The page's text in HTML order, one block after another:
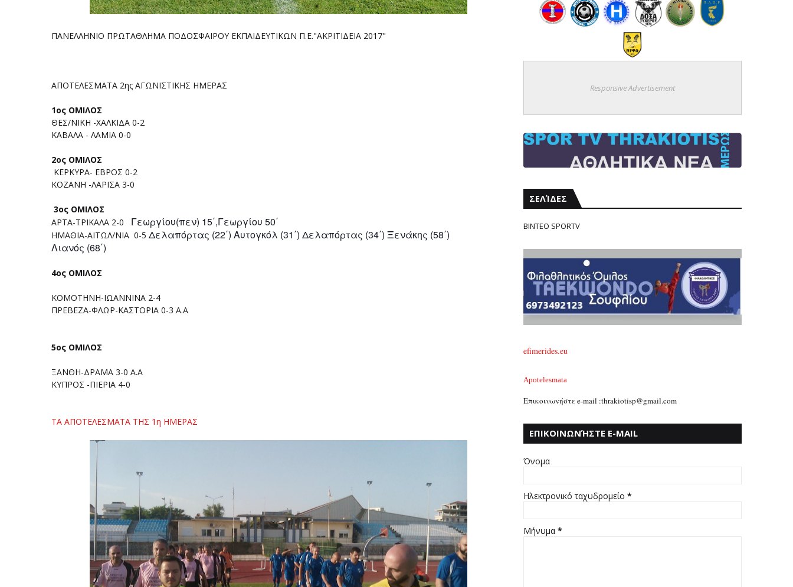
ΠΑΝΕΛΛΗΝΙΟ ΠΡΩΤΑΘΛΗΜΑ ΠΟΔΟΣΦΑΙΡΟΥ ΕΚΠAIΔΕΥΤΙΚΩΝ Π.Ε."ΑΚΡΙΤΙΔΕΙΑ 2017"
ΑΠΟΤΕΛΕΣΜΑΤΑ 2ης ΑΓΩΝΙΣΤΙΚΗΣ ΗΜΕΡΑΣ
1ος ΟΜΙΛΟΣ
ΘΕΣ/ΝΙΚΗ -ΧΑΛΚΙΔΑ 0-2
ΚΑΒΑΛΑ - ΛΑΜΙΑ 0-0
2ος ΟΜΙΛΟΣ
ΚΕΡΚΥΡΑ- ΕΒΡΟΣ 0-2
ΚΟΖΑΝΗ -ΛΑΡΙΣΑ 3-0
3ος ΟΜΙΛΟΣ
ΑΡΤΑ-ΤΡΙΚΑΛΑ 2-0 Γεωργίου(πεν) 15΄,Γεωργίου 50΄
ΗΜΑΘΙΑ-ΑΙΤΩΛ/ΝΙΑ 0-5 Δελαπόρτας (22΄) Αυτογκόλ (31΄) Δελαπόρτας (34΄) Ξενάκης (58΄)
Λιανός (68΄)
4ος ΟΜΙΛΟΣ
ΚΟΜΟΤΗΝΗ-ΙΩΑΝΝΙΝΑ 2-4
ΠΡΕΒΕΖΑ-ΦΛΩΡ-ΚΑΣΤΟΡΙΑ 0-3 Α.Α
5ος ΟΜΙΛΟΣ
ΞΑΝΘΗ-ΔΡΑΜΑ 3-0 Α.Α
ΚΥΠΡΟΣ -ΠΙΕΡΙΑ 4-0
ΤΑ ΑΠΟΤΕΛΕΣΜΑΤΑ ΤΗΣ 1η ΗΜΕΡΑΣ
Responsive Advertisement
ΣΕΛΊΔΕΣ
ΒΙΝΤΕΟ SPORTV
efimerides.eu
Apotelesmata
Επικοινωνήστε e-mail :thrakiotisp@gmail.com
ΕΠΙΚΟΙΝΩΝΉΣΤΕ E-MAIL
Όνομα
Ηλεκτρονικό ταχυδρομείο *
Μήνυμα *